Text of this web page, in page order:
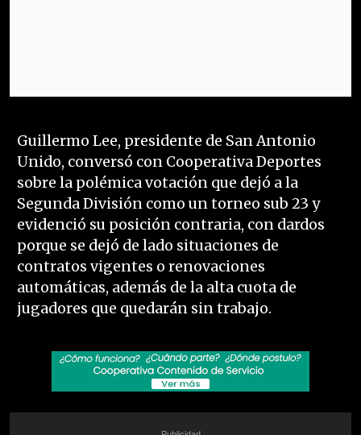
Guillermo Lee, presidente de San Antonio
Unido, conversó con Cooperativa Deportes
sobre la polémica votación que dejó a la
Segunda División como un torneo sub 23 y
evidenció su posición contraria, con dardos
porque se dejó de lado situaciones de
contratos vigentes o renovaciones
automáticas, además de la alta cuota de
jugadores que quedarán sin trabajo.